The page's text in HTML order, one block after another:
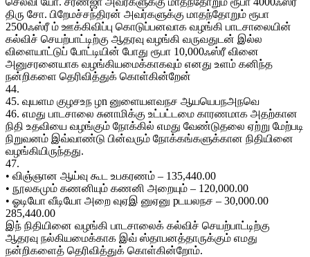
திரு சோ. பிறேமச்சந்திரன் அவர்களுக்கு மாதந்தோறும் ரூபா
2500ஃஸ்ரீ ம் ஊக்கிவிப்பு கொடுப்பனவாக வழங்கி பாடசாலையின்
கல்விச் செயற்பாட்டிற்கு ஆதரவு வழங்கி வருவதுடன் இல்ல
விளையாட்டுப் போட்டியின் போது ரூபா 10,000ஃஸ்ரீ வினை
அனுசரனையாக வழங்கியமைக்காகவும் எனது உளம் கனிந்த
நன்றிகளை தெரிவித்துக் கொள்கின்றேன்
44.
45. வுயளம குழசஉந ழn னுளையளவநச ஆயயெபநஅநவெ
46. எமது பாடசாலை சுனாமிக்கு உட்பட்டமை காரணமாக அதற்கான
நிதி உதவியை வழங்கும் நோக்கில் எமது வேண்டுதலை ஏற்று மேற்படி
நிறுவனம் இவ்வாண்டு பின்வரும் நோக்கங்களுக்கான நிதியினை
வழங்கியிருந்தது.
47.
• விஞ்ஞான ஆய்வு கூட உபகரணம் – 135,440.00
• நூலகமும் கணனியும் கணனி அறையும் – 120,000.00
• ஓடியோ வீடியோ அறை வுஏஇ னுஏனு pடயலநச – 30,000.00
285,440.00
இந் நிதியினை வழங்கி பாடசாலைக் கல்விச் செயற்பாட்டிற்கு
ஆதரவு நல்கியமைக்காக இவ் ஸ்தாபனத்தாருக்கும் எமது
நன்றிகளைத் தெரிவித்துக் கொள்கின்றோம்.